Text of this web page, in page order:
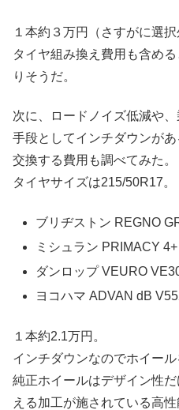
１本約３万円（さすがに選
タイヤ組み換え費用も含め
りそうだ。
次に、ロードノイズ低減や
手段としてインチダウンが
交換する費用も調べてみた。
タイヤサイズは215/50R17。
ブリヂストン REGNO
ミシュラン PRIMACY 4+
ダンロップ VEURO
ヨコハマ ADVAN dB
１本約2.1万円。
インチダウンなのでホイー
純正ホイールはデザイン性
える加工が施されている高